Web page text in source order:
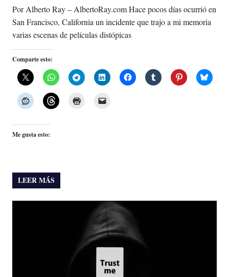
Por Alberto Ray – AlbertoRay.com Hace pocos días ocurrió en
San Francisco, California un incidente que trajo a mi memoria
varias escenas de películas distópicas
Comparte esto:
Me gusta esto:
LEER MÁS